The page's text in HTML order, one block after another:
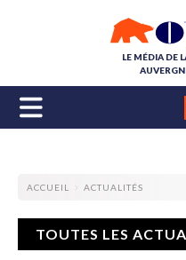
LE MÉDIA DE
ACCUEIL ACTUALITÉS
TOUTES LES